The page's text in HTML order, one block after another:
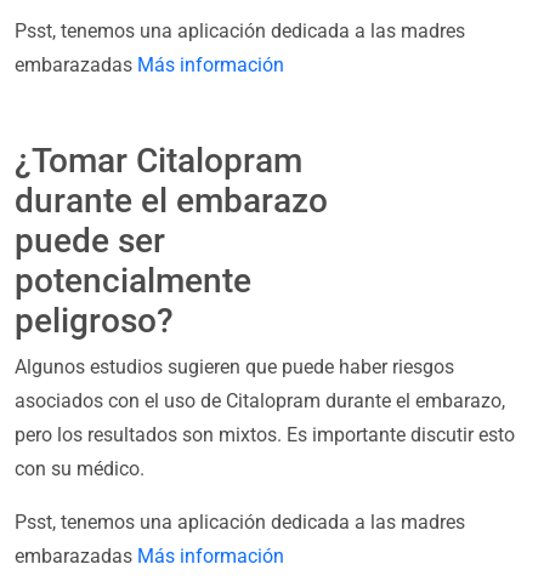
Psst, tenemos una aplicación dedicada a las madres
embarazadas Más información
¿Tomar Citalopram
durante el embarazo
puede ser
potencialmente
peligroso?
Algunos estudios sugieren que puede haber riesgos
asociados con el uso de Citalopram durante el embarazo,
pero los resultados son mixtos. Es importante discutir esto
con su médico.
Psst, tenemos una aplicación dedicada a las madres
embarazadas Más información